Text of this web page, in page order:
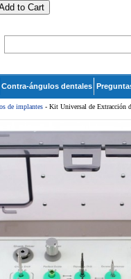
to Cart
Contra-ángulos dentales
de implantes - Kit Universal de Extracción